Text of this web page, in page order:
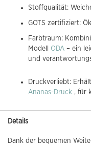
Stoffqualität:
GOTS zertifiziert:
Farbtraum:
Modell ODA – ein
und
Druckverliebt:
Ananas-Druck , für
Details
Dank der bequemen